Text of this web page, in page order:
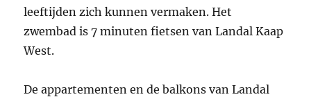
leeftijden zich kunnen vermaken. Het
zwembad is 7 minuten fietsen van Landal Kaap
West.
De appartementen en de balkons van Landal